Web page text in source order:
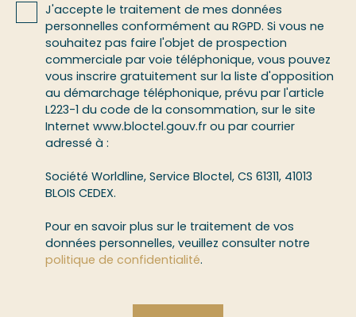
J'accepte le traitement de mes données
personnelles conformément au RGPD. Si vous ne
souhaitez pas faire l'objet de prospection
commerciale par voie téléphonique, vous pouvez
vous inscrire gratuitement sur la liste d'opposition
au démarchage téléphonique, prévu par l'article
L223-1 du code de la consommation, sur le site
Internet www.bloctel.gouv.fr ou par courrier
adressé à :
Société Worldline, Service Bloctel, CS 61311, 41013
BLOIS CEDEX.
Pour en savoir plus sur le traitement de vos
données personnelles, veuillez consulter notre
politique de confidentialité.